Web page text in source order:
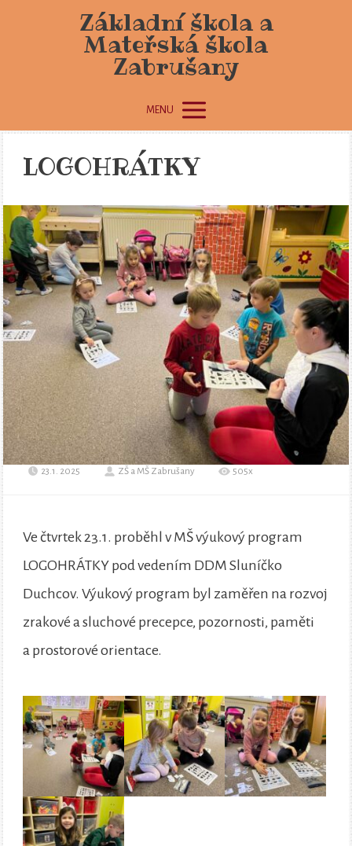
Základní škola a
Mateřská škola
Zabrušany
MENU
LOGOHRÁTKY
23.1. 2025 ZŠ a MŠ Zabrušany 505x
Ve čtvrtek 23.1. proběhl v MŠ výukový program
LOGOHRÁTKY pod vedením DDM Sluníčko
Duchcov. Výukový program byl zaměřen na rozvoj
zrakové a sluchové precepce, pozornosti, paměti
a prostorové orientace.